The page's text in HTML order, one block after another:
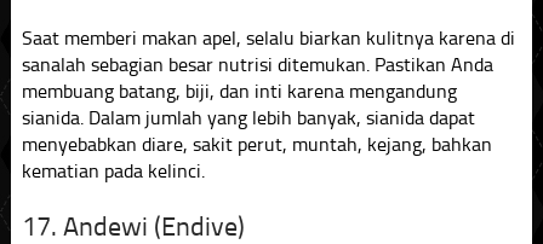
Saat memberi makan apel, selalu biarkan kulitnya karena di
sanalah sebagian besar nutrisi ditemukan. Pastikan Anda
membuang batang, biji, dan inti karena mengandung
sianida. Dalam jumlah yang lebih banyak, sianida dapat
menyebabkan diare, sakit perut, muntah, kejang, bahkan
kematian pada kelinci.
17. Andewi (Endive)